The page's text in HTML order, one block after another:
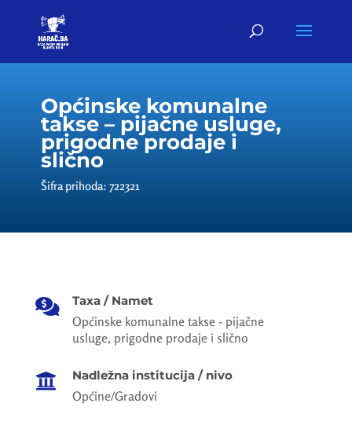
Općinske komunalne
takse – pijačne usluge,
prigodne prodaje i
slično
Šifra prihoda: 722321
 Taxa / Namet
Općinske komunalne takse - pijačne
usluge, prigodne prodaje i slično
 Nadležna institucija / nivo
Općine/Gradovi